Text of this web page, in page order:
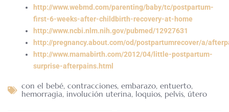
http://www.webmd.com/parenting/baby/tc/postpartum-
first-6-weeks-after-childbirth-recovery-at-home
http://www.ncbi.nlm.nih.gov/pubmed/12927631
http://pregnancy.about.com/od/postpartumrecover/a/
http://www.mamabirth.com/2012/04/little-postpartum-
surprise-afterpains.html
con el bebé, contracciones, embarazo, entuerto,
hemorragia, involución uterina, loquios, pelvis, útero